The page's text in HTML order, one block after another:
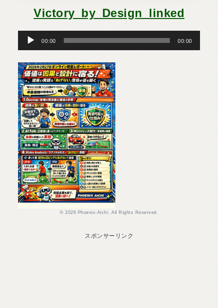
Victory_by_Design_linked
プ
ー
ー
00:00 00:00
© 2026 Phoenix-Aichi. All Rights Reserved.
スポンサーリンク